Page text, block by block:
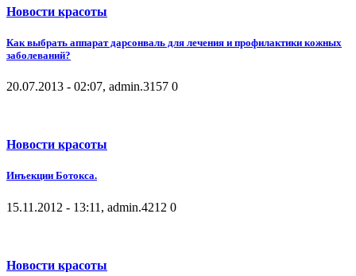
Новости красоты
Как выбрать аппарат дарсонваль для лечения и профилактики кожных
заболеваний?
20.07.2013 - 02:07, admin.3157 0
Новости красоты
Инъекции Ботокса.
15.11.2012 - 13:11, admin.4212 0
Новости красоты